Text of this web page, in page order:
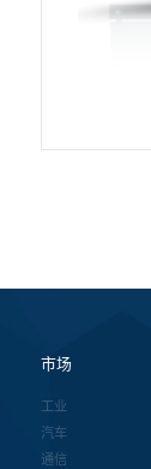
市场
工业
汽车
通信